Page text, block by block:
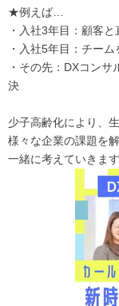
★例えば…
・入社3年目：顧客
・入社5年目：チー
・その先：DXコン
決
少子高齢化により、
様々な企業の課題を
一緒に考えていきます